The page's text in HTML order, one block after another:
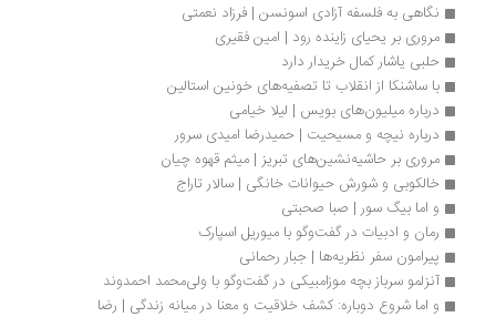
نگاهی به فلسفه آزادی اسونسن | فرزاد نعمتی
مروری بر یحیای زاینده رود | امین فقیری
حلبی یاشار کمال خریدار دارد
با ساشنکا از انقلاب تا تصفیه‌های خونین استالین
درباره میلیون‌های بویس | لیلا خیامی
درباره نیچه و مسیحیت | حمیدرضا امیدی سرور
مروری بر حاشیه‌نشین‌های تبریز | میثم قهوه چیان
خالکوبی و شورش حیوانات خانگی | سالار تاراج
و اما بیگ سور | صبا صحبتی
رمان و ادبیات در گفت‌وگو با میوریل اسپارک
پیرامون سفر نظریه‌ها | جبار رحمانی
آنزلمو سرباز بچه موزامبیکی در گفت‌وگو با ولی‌محمد احمدوند
و اما شروع دوباره: کشف خلاقیت و معنا در میانه زندگی | رضا